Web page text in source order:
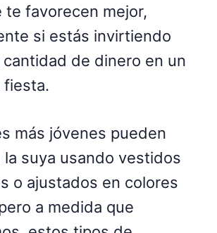
te favorecen mejor,
si estás invirtiendo
cantidad de dinero en un
más jóvenes pueden
la suya usando vestidos
o ajustados en colores
a medida que